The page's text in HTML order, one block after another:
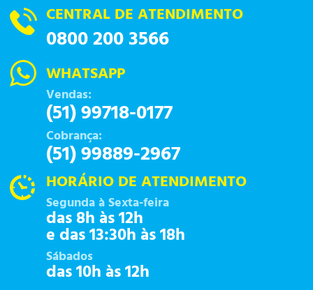
CENTRAL DE ATENDIMENTO
0800 200 3566
WHATSAPP
Vendas:
(51) 99718-0177
Cobrança:
(51) 99889-2967
HORÁRIO DE ATENDIMENTO
Segunda à Sexta-feira
das 8h às 12h
e das 13:30h às 18h
Sábados
das 10h às 12h